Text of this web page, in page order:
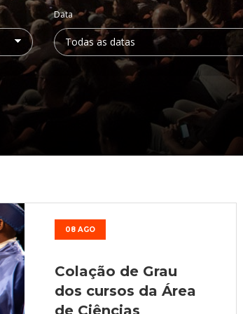
Data
08 AGO
Colação de Grau
dos cursos da Área
de Ciências